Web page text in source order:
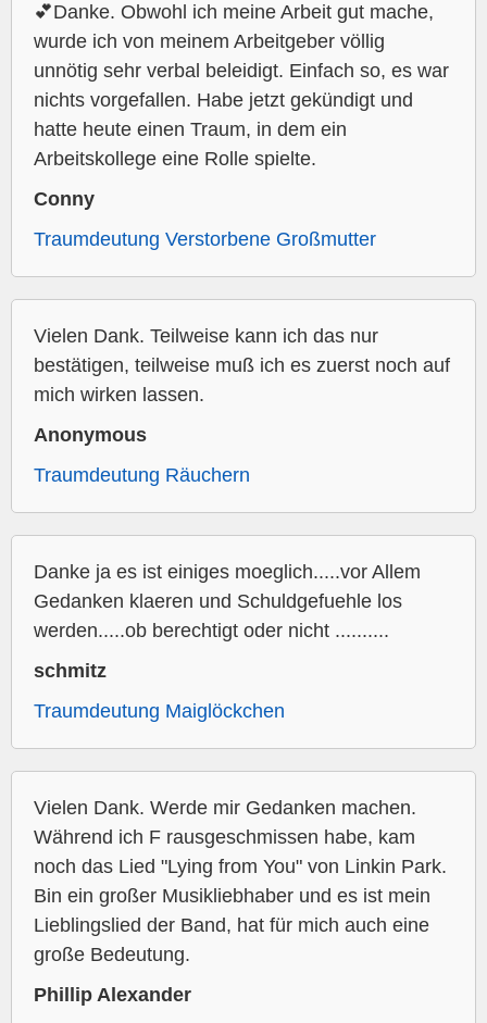
💕Danke. Obwohl ich meine Arbeit gut mache,
wurde ich von meinem Arbeitgeber völlig
unnötig sehr verbal beleidigt. Einfach so, es war
nichts vorgefallen. Habe jetzt gekündigt und
hatte heute einen Traum, in dem ein
Arbeitskollege eine Rolle spielte.
Conny
Traumdeutung Verstorbene Großmutter
Vielen Dank. Teilweise kann ich das nur
bestätigen, teilweise muß ich es zuerst noch auf
mich wirken lassen.
Anonymous
Traumdeutung Räuchern
Danke ja es ist einiges moeglich.....vor Allem
Gedanken klaeren und Schuldgefuehle los
werden.....ob berechtigt oder nicht ..........
schmitz
Traumdeutung Maiglöckchen
Vielen Dank. Werde mir Gedanken machen.
Während ich F rausgeschmissen habe, kam
noch das Lied "Lying from You" von Linkin Park.
Bin ein großer Musikliebhaber und es ist mein
Lieblingslied der Band, hat für mich auch eine
große Bedeutung.
Phillip Alexander